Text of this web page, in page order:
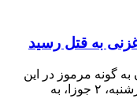
قتل رسید
مرموز در این
استان به قتل رسیده است. منابع روز چهارشنبه، ۲ جوزا، به